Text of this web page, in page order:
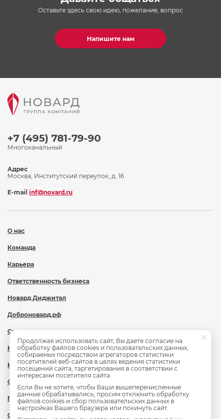
Оставьте здесь свою идею, пожелание, вопрос
Напишите нам
+7 (495) 781-79-90
Многоканальный
О нас
Команда
Карьера
Ответственность бизнеса
Новард Диджитал
Доброновард.рф
Статьи
Новости
Контакты
Охрана труда
Политика обработки персональных данных
Сведения об образовательной организации
Адрес
Москва, Институтский переулок, д. 16
E-mail inf@novard.ru
Продолжая использовать сайт, Вы даете согласие на
обработку файлов cookies и пользовательских данных,
собираемых посредством агрегаторов статистики
посетителей веб-сайтов в целях ведения статистики
посещений сайта, таргетирования в соответствии с
интересами посетителя сайта.
Если Вы не хотите, чтобы Ваши вышеперечисленные
данные обрабатывались, просим отключить обработку
файлов cookies и сбор пользовательских данных в
настройках Вашего браузера или покинуть сайт.